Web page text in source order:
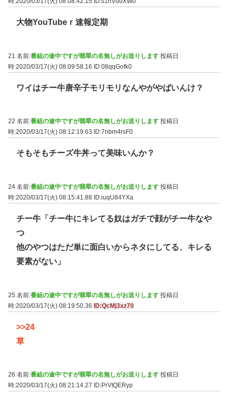
大物YouTubeｒ速報定期
21 名前:番組の途中ですが翡翠の名無しがお送りします 投稿日
時:2020/03/17(火) 08:09:58.16 ID:08qqGofk0
ワイはチー牛唐辛子モリモリなんやがやばいんけ？
22 名前:番組の途中ですが翡翠の名無しがお送りします 投稿日
時:2020/03/17(火) 08:12:19.63
ID:7nbm4rsF0
そもそもチーズ牛丼って美味いんか？
24 名前:番組の途中ですが翡翠の名無しがお送りします 投稿日
時:2020/03/17(火) 08:15:41.88 ID:iuqU84YXa
チー牛「チー牛にキレてる奴はガチで顔がチー牛なや
つ
他のやつはただ単に面白いからネタにしてる、キレる
要素がない」
25 名前:番組の途中ですが翡翠の名無しがお送りします 投稿日
時:2020/03/17(火) 08:19:50.36 ID:QcMj3xz70
>>24
草
26 名前:番組の途中ですが翡翠の名無しがお送りします 投稿日
時:2020/03/17(火) 08:21:14.27
ID:PrVtQERyp